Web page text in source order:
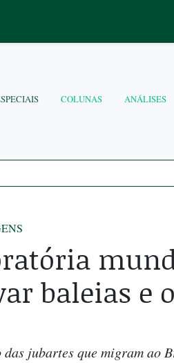
COLUNAS ANÁLISES
baleias e
jubartes que migram ao